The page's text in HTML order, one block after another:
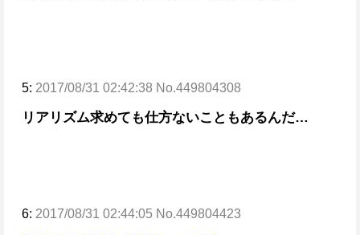
5: 2017/08/31 02:42:38 No.449804308
リアリズム求めても仕方ないこともあるんだ…
6: 2017/08/31 02:44:05 No.449804423